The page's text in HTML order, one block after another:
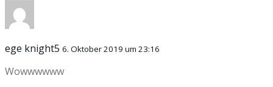
ege knight5 6. Oktober 2019 um 23:16
Wowwwwww